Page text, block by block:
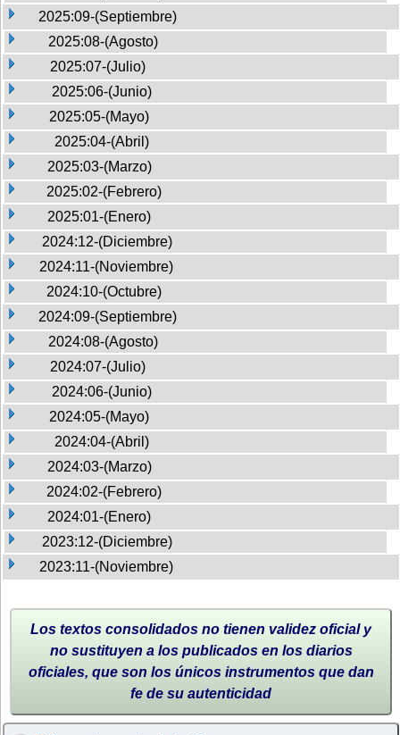
2025:09-(Septiembre)
2025:08-(Agosto)
2025:07-(Julio)
2025:06-(Junio)
2025:05-(Mayo)
2025:04-(Abril)
2025:03-(Marzo)
2025:02-(Febrero)
2025:01-(Enero)
2024:12-(Diciembre)
2024:11-(Noviembre)
2024:10-(Octubre)
2024:09-(Septiembre)
2024:08-(Agosto)
2024:07-(Julio)
2024:06-(Junio)
2024:05-(Mayo)
2024:04-(Abril)
2024:03-(Marzo)
2024:02-(Febrero)
2024:01-(Enero)
2023:12-(Diciembre)
2023:11-(Noviembre)
Los textos consolidados no tienen validez oficial y
no sustituyen a los publicados en los diarios
oficiales, que son los únicos instrumentos que dan
fe de su autenticidad